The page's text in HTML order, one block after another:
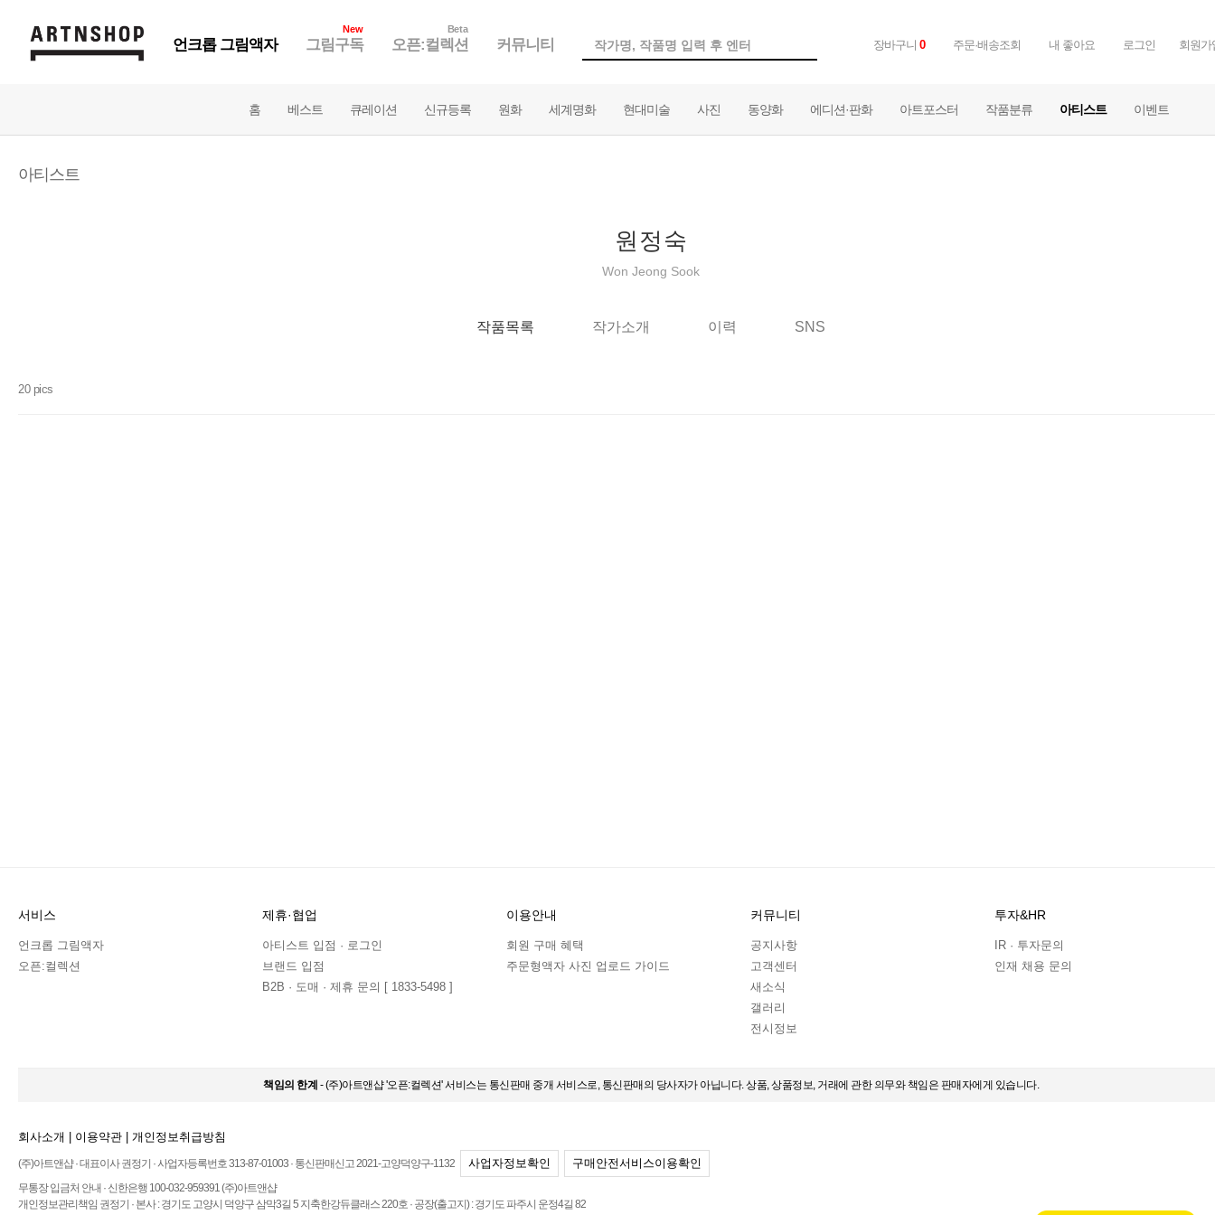
언크롭 그림액자
New
그림구독
Beta
오픈:컬렉션 커뮤니티 장바구니 0 주문·배송조회 내 좋아요 로그인 회원가
홈 베스트 큐레이션 신규등록 원화 세계명화 현대미술 사진 동양화 에디션·판화 아트포스터 작품분류 아티스트 이벤트
아티스트
원정숙
Won Jeong Sook
작품목록 작가소개 이력 SNS
20 pics
서비스
언크롭 그림액자
오픈:컬렉션
제휴·협업
아티스트 입점 · 로그인
브랜드 입점
B2B · 도매 · 제휴 문의 [ 1833-5498 ]
이용안내
회원 구매 혜택
주문형액자 사진 업로드 가이드
커뮤니티
공지사항
고객센터
새소식
갤러리
전시정보
투자&HR
IR · 투자문의
인재 채용 문의
책임의 한계 - (주)아트앤샵 '오픈:컬렉션' 서비스는 통신판매 중개 서비스로, 통신판매의 당사자가 아닙니다. 상품, 상품정보, 거래에 관한 의무와 책임은 판매자에게 있습니다.
회사소개 이용약관 개인정보취급방침
(주)아트앤샵 · 대표이사 권정기 · 사업자등록번호 313-87-01003 · 통신판매신고 2021-고양덕양구-1132 사업자정보확인 구매안전서비스이용확인
무통장 입금처 안내 · 신한은행 100-032-959391 (주)아트앤샵
개인정보관리책임 권정기 · 본사 : 경기도 고양시 덕양구 삼막3길 5 지축한강듀클래스 220호 · 공장(출고지) : 경기도 파주시 운정4길 82